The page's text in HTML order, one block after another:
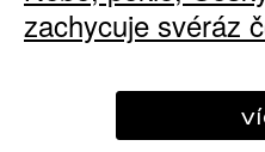
zachycuje svéráz